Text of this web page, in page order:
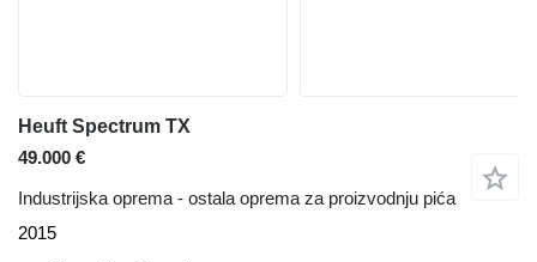
Heuft Spectrum TX
49.000 €
Industrijska oprema - ostala oprema za proizvodnju pića
2015